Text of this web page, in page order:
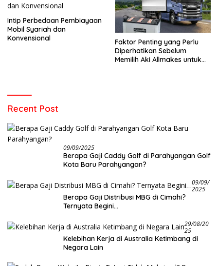
Intip Perbedaan Pembiayaan
Mobil Syariah dan
Konvensional
Faktor Penting yang Perlu
Diperhatikan Sebelum
Memilih Aki Allmakes untuk
Recent Post
09/09/2025
Berapa Gaji Caddy Golf di Parahyangan Golf
Kota Baru Parahyangan?
09/09/
2025
Berapa Gaji Distribusi MBG di Cimahi?
Ternyata Begini…
29/08/20
25
Kelebihan Kerja di Australia Ketimbang di
Negara Lain